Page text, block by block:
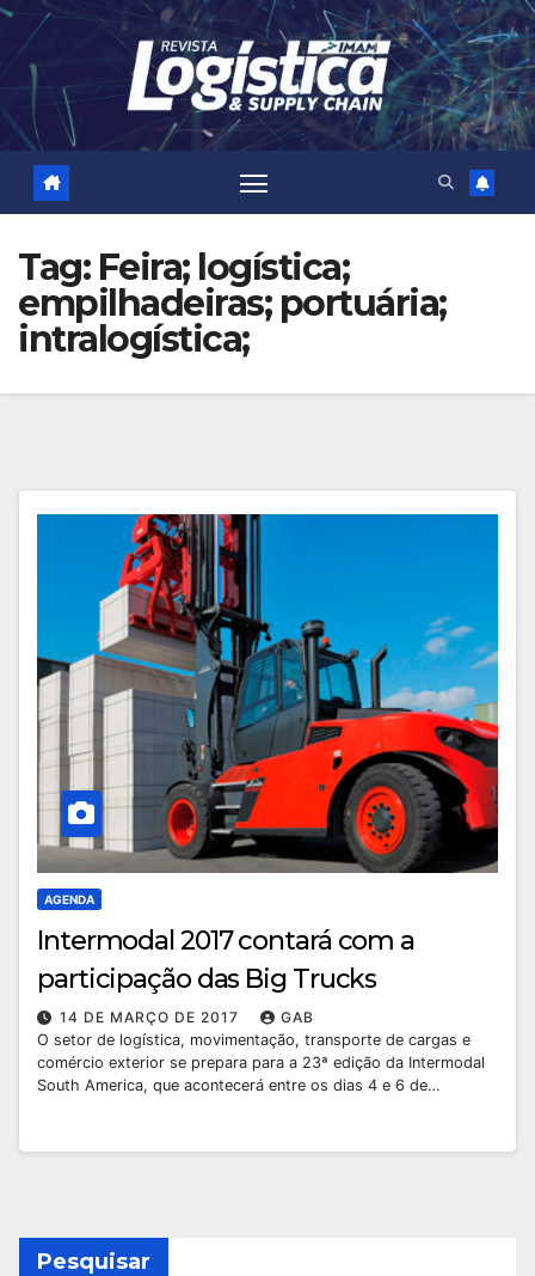
Skip
content
Tag: Feira; logística;
empilhadeiras; portuária;
intralogística;
AGENDA
Intermodal 2017 contará com a
participação das Big Trucks
14 DE MARÇO DE 2017
GAB
O setor de logística, movimentação, transporte de cargas e
comércio exterior se prepara para a 23ª edição da Intermodal
South America, que acontecerá entre os dias 4 e 6 de…
Pesquisar